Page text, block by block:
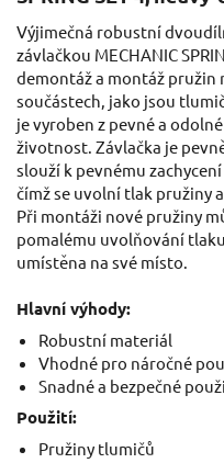
Výjimečná robustní
závlačkou MECHANIC
demontáž a montáž pružin
součástech, jako jsou
je vyroben z pevné a
životnost. Závlačka je
slouží k pevnému
čímž se uvolní tlak pružiny
Při montáži nové pružiny
pomalému uvolňování
umístěna na své místo.
Hlavní výhody:
Robustní materiál
Vhodné pro náročné
Snadné a bezpečné
Použití:
Pružiny tlumičů